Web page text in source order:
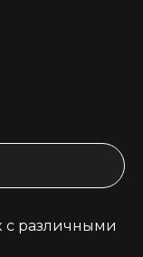
с различными